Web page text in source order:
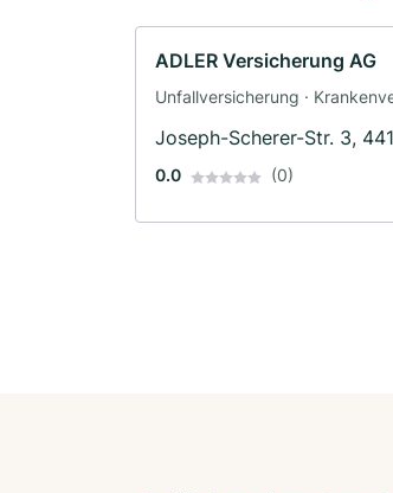
ADLER Versicherung AG
Unfallversicherung ·
Joseph-Scherer-Str. 3,
0.0 (0)